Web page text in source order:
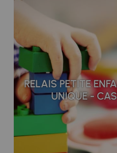
RELAIS PETITE
UNIQUE -